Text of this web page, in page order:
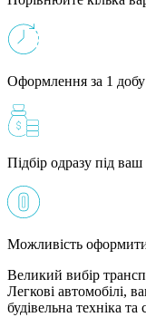
Оформлення за 1 добу
Підбір одразу під
Можливість
Великий вибір
Легкові автомобілі,
будівельна техніка